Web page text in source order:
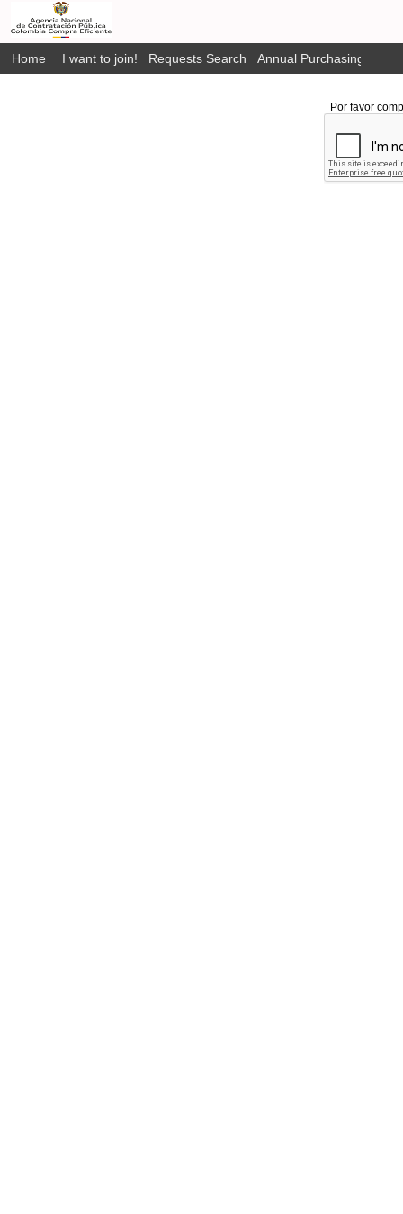
Home I want to join! Requests Search Annual Purchasing Plan
Por favor